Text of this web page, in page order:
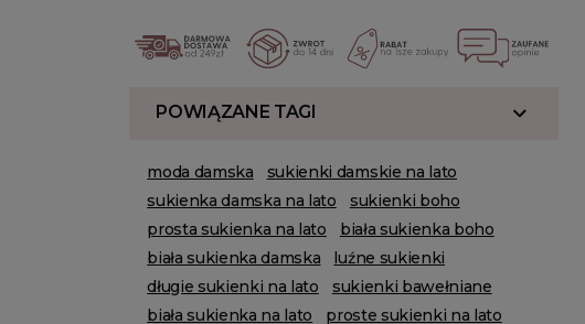
POWIĄZANE TAGI
moda damska
sukienki damskie na lato
sukienka damska na lato
sukienki boho
prosta sukienka na lato
biała sukienka boho
biała sukienka damska
luźne sukienki
długie sukienki na lato
sukienki bawełniane
biała sukienka na lato
proste sukienki na lato